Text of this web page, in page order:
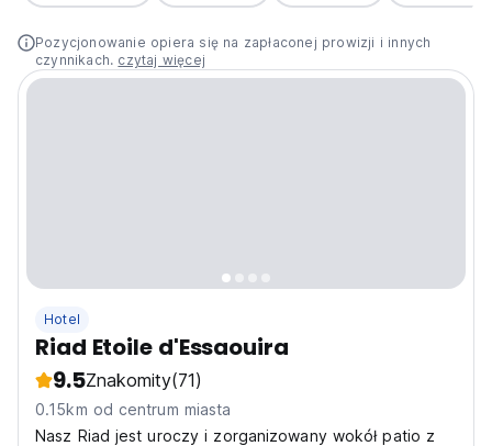
Pozycjonowanie opiera się na zapłaconej prowizji i innych
czynnikach. czytaj więcej
Hotel
Riad Etoile d'Essaouira
9.5Znakomity(71)
0.15km od centrum miasta
Nasz Riad jest uroczy i zorganizowany wokół patio z